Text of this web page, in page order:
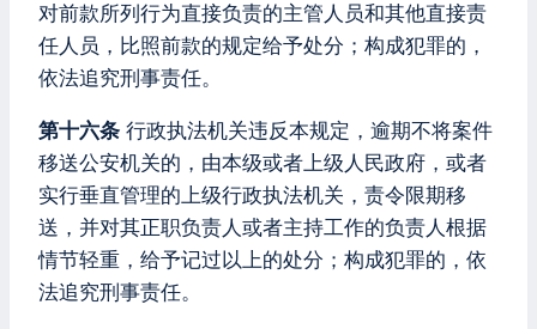
对前款所列行为直接负责的主管人员和其他直接责
任人员，比照前款的规定给予处分；构成犯罪的，
依法追究刑事责任。
第十六条 行政执法机关违反本规定，逾期不将案件
移送公安机关的，由本级或者上级人民政府，或者
实行垂直管理的上级行政执法机关，责令限期移
送，并对其正职负责人或者主持工作的负责人根据
情节轻重，给予记过以上的处分；构成犯罪的，依
法追究刑事责任。